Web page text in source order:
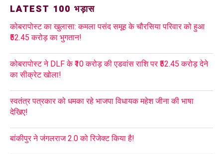
LATEST 100 भड़ास
कोबरापोस्ट का खुलासा: कमला पसंद समूह के चौरसिया परिवार को हुआ
₹52.45 करोड़ का भुगतान!
कोबरापोस्ट ने DLF के ₹10 करोड़ की एडवांस राशि पर ₹52.45 करोड़ देने
का सीक्रेट खोला!
स्वतंत्र पत्रकार को धमका रहे भाजपा विधायक महेश जीना की भाषा
देखिए!
बांकीपुर ने जंगलराज 2.0 को रिजेक्ट किया है!